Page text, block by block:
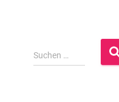
S
u
Suchen …